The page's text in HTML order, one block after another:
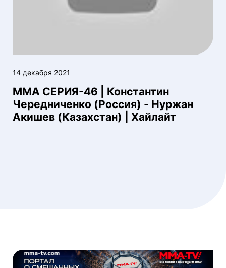
14 декабря 2021
ММА СЕРИЯ-46 | Константин
Чередниченко (Россия) - Нуржан
Акишев (Казахстан) | Хайлайт